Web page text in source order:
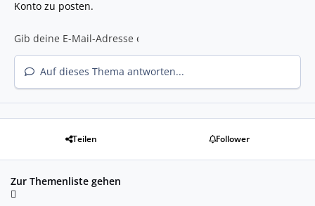
Konto zu posten.
Auf dieses Thema antworten...
Teilen Follower
Zur Themenliste gehen